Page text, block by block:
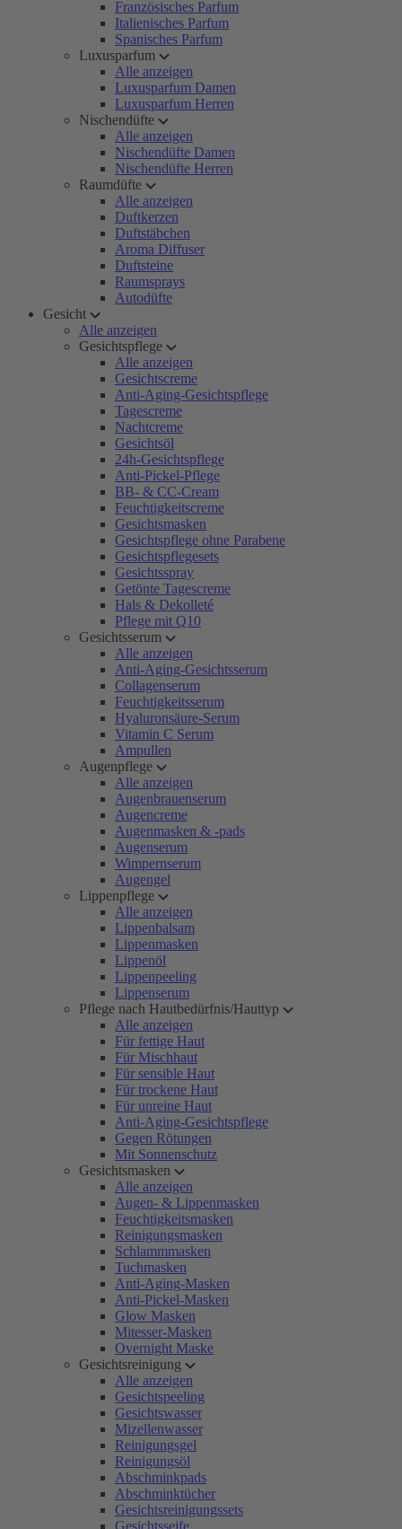
Französisches Parfum
Italienisches Parfum
Spanisches Parfum
Luxusparfum
Alle anzeigen
Luxusparfum Damen
Luxusparfum Herren
Nischendüfte
Alle anzeigen
Nischendüfte Damen
Nischendüfte Herren
Raumdüfte
Alle anzeigen
Duftkerzen
Duftstäbchen
Aroma Diffuser
Duftsteine
Raumsprays
Autodüfte
Gesicht
Alle anzeigen
Gesichtspflege
Alle anzeigen
Gesichtscreme
Anti-Aging-Gesichtspflege
Tagescreme
Nachtcreme
Gesichtsöl
24h-Gesichtspflege
Anti-Pickel-Pflege
BB- & CC-Cream
Feuchtigkeitscreme
Gesichtsmasken
Gesichtspflege ohne Parabene
Gesichtspflegesets
Gesichtsspray
Getönte Tagescreme
Hals & Dekolleté
Pflege mit Q10
Gesichtsserum
Alle anzeigen
Anti-Aging-Gesichtsserum
Collagenserum
Feuchtigkeitsserum
Hyaluronsäure-Serum
Vitamin C Serum
Ampullen
Augenpflege
Alle anzeigen
Augenbrauenserum
Augencreme
Augenmasken & -pads
Augenserum
Wimpernserum
Augengel
Lippenpflege
Alle anzeigen
Lippenbalsam
Lippenmasken
Lippenöl
Lippenpeeling
Lippenserum
Pflege nach Hautbedürfnis/Hauttyp
Alle anzeigen
Für fettige Haut
Für Mischhaut
Für sensible Haut
Für trockene Haut
Für unreine Haut
Anti-Aging-Gesichtspflege
Gegen Rötungen
Mit Sonnenschutz
Gesichtsmasken
Alle anzeigen
Augen- & Lippenmasken
Feuchtigkeitsmasken
Reinigungsmasken
Schlammmasken
Tuchmasken
Anti-Aging-Masken
Anti-Pickel-Masken
Glow Masken
Mitesser-Masken
Overnight Maske
Gesichtsreinigung
Alle anzeigen
Gesichtspeeling
Gesichtswasser
Mizellenwasser
Reinigungsgel
Reinigungsöl
Abschminkpads
Abschminktücher
Gesichtsreinigungssets
Gesichtsseife